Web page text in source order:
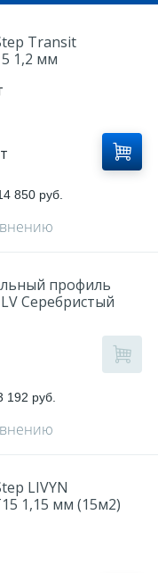
Transit
1,2 мм
850 руб.
профиль
Серебристый
192 руб.
LIVYN
1,15 мм (15м2)